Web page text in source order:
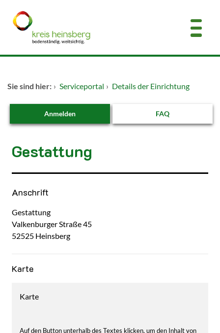
Zum Hauptinhalt springen
Dienstleistungen A-Z
Kontakt
Sie sind hier: › Serviceportal › Details der Einrichtung
FAQ
Anmelden
Gestattung
Anschrift
Gestattung
Valkenburger Straße45
52525 Heinsberg
Karte
Karte
Auf den Button unterhalb des Textes klicken, um den Inhalt von